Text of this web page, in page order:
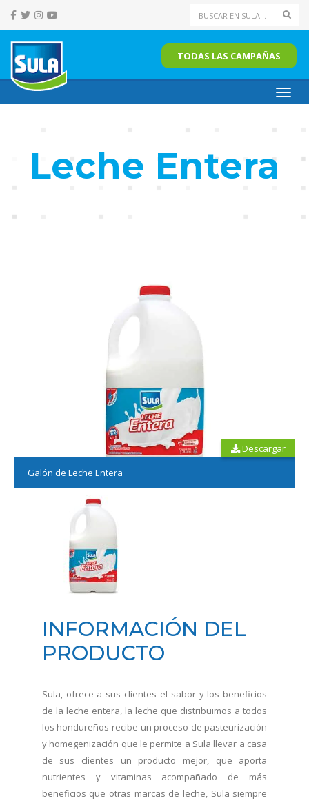
TODAS LAS CAMPAÑAS
Leche Entera
Galón de Leche Entera
Descargar
INFORMACIÓN DEL
PRODUCTO
Sula, ofrece a sus clientes el sabor y los beneficios
de la leche entera, la leche que distribuimos a todos
los hondureños recibe un proceso de pasteurización
y homegenización que le permite a Sula llevar a casa
de sus clientes un producto mejor, que aporta
nutrientes y vitaminas acompañado de más
beneficios que otras marcas de leche, Sula siempre